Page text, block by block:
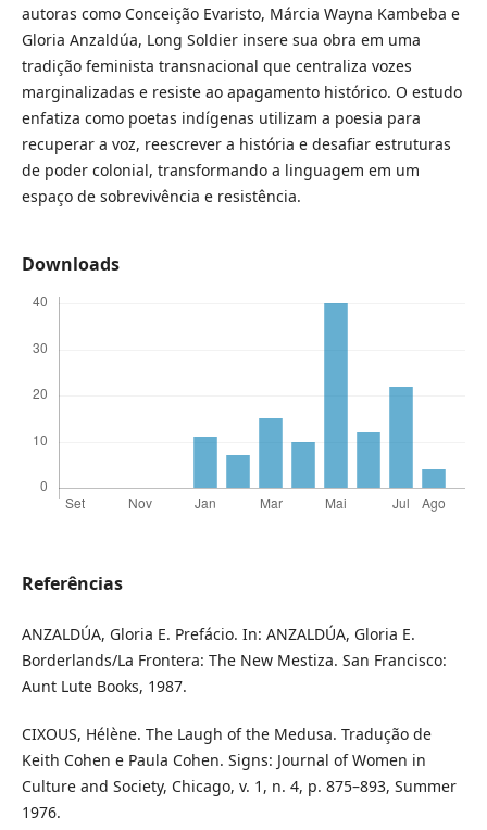
autoras como Conceição Evaristo, Márcia Wayna Kambeba e
Gloria Anzaldúa, Long Soldier insere sua obra em uma
tradição feminista transnacional que centraliza vozes
marginalizadas e resiste ao apagamento histórico. O estudo
enfatiza como poetas indígenas utilizam a poesia para
recuperar a voz, reescrever a história e desafiar estruturas
de poder colonial, transformando a linguagem em um
espaço de sobrevivência e resistência.
Downloads
Referências
ANZALDÚA, Gloria E. Prefácio. In: ANZALDÚA, Gloria E.
Borderlands/La Frontera: The New Mestiza. San Francisco:
Aunt Lute Books, 1987.
CIXOUS, Hélène. The Laugh of the Medusa. Tradução de
Keith Cohen e Paula Cohen. Signs: Journal of Women in
Culture and Society, Chicago, v. 1, n. 4, p. 875–893, Summer
1976.